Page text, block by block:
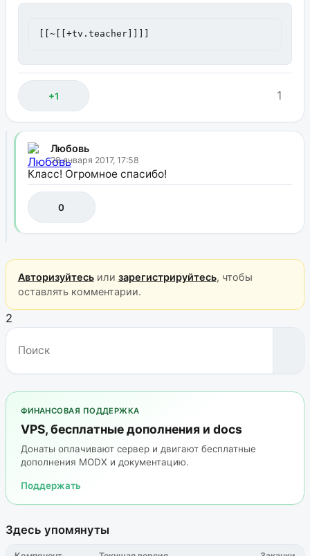
[[~[[+tv.teacher]]]]
+1 1
Любовь
28 января 2017, 17:58
Класс! Огромное спасибо!
0
Авторизуйтесьили зарегистрируйтесь, чтобы
оставлять комментарии.
2
ФИНАНСОВАЯ ПОДДЕРЖКА
VPS, бесплатные дополнения и docs
Донаты оплачивают сервер и двигают бесплатные
дополнения MODX и документацию.
Поддержать
Здесь упомянуты